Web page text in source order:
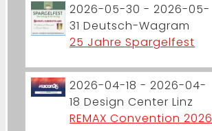
2026-05-30 - 2026-05-
31 Deutsch-Wagram
25 Jahre Spargelfest
2026-04-18 - 2026-04-
18 Design Center Linz
REMAX Convention 2026